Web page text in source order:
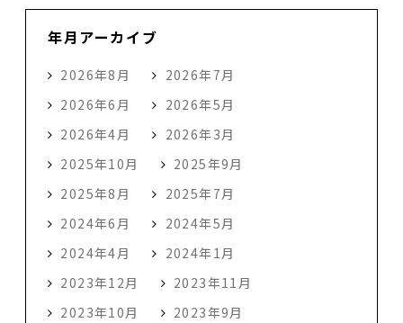
年月アーカイブ
2026年8月
2026年7月
2026年6月
2026年5月
2026年4月
2026年3月
2025年10月
2025年9月
2025年8月
2025年7月
2024年6月
2024年5月
2024年4月
2024年1月
2023年12月
2023年11月
2023年10月
2023年9月